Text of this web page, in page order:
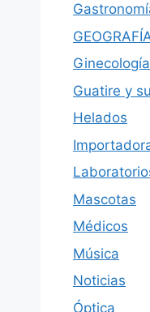
Guatire y
Helados
Mascotas
Médicos
Música
Noticias
Óptica